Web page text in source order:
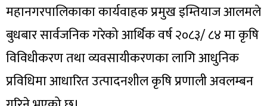
महानगरपालिकाका कार्यवाहक प्रमुख इम्तियाज आलमले
बुधबार सार्वजनिक गरेको आर्थिक वर्ष २०८३/ ८४ मा कृषि
विविधीकरण तथा व्यवसायीकरणका लागि आधुनिक
प्रविधिमा आधारित उत्पादनशील कृषि प्रणाली अवलम्बन